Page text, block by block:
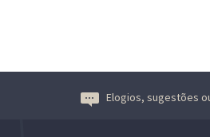
Elogios, sugestões